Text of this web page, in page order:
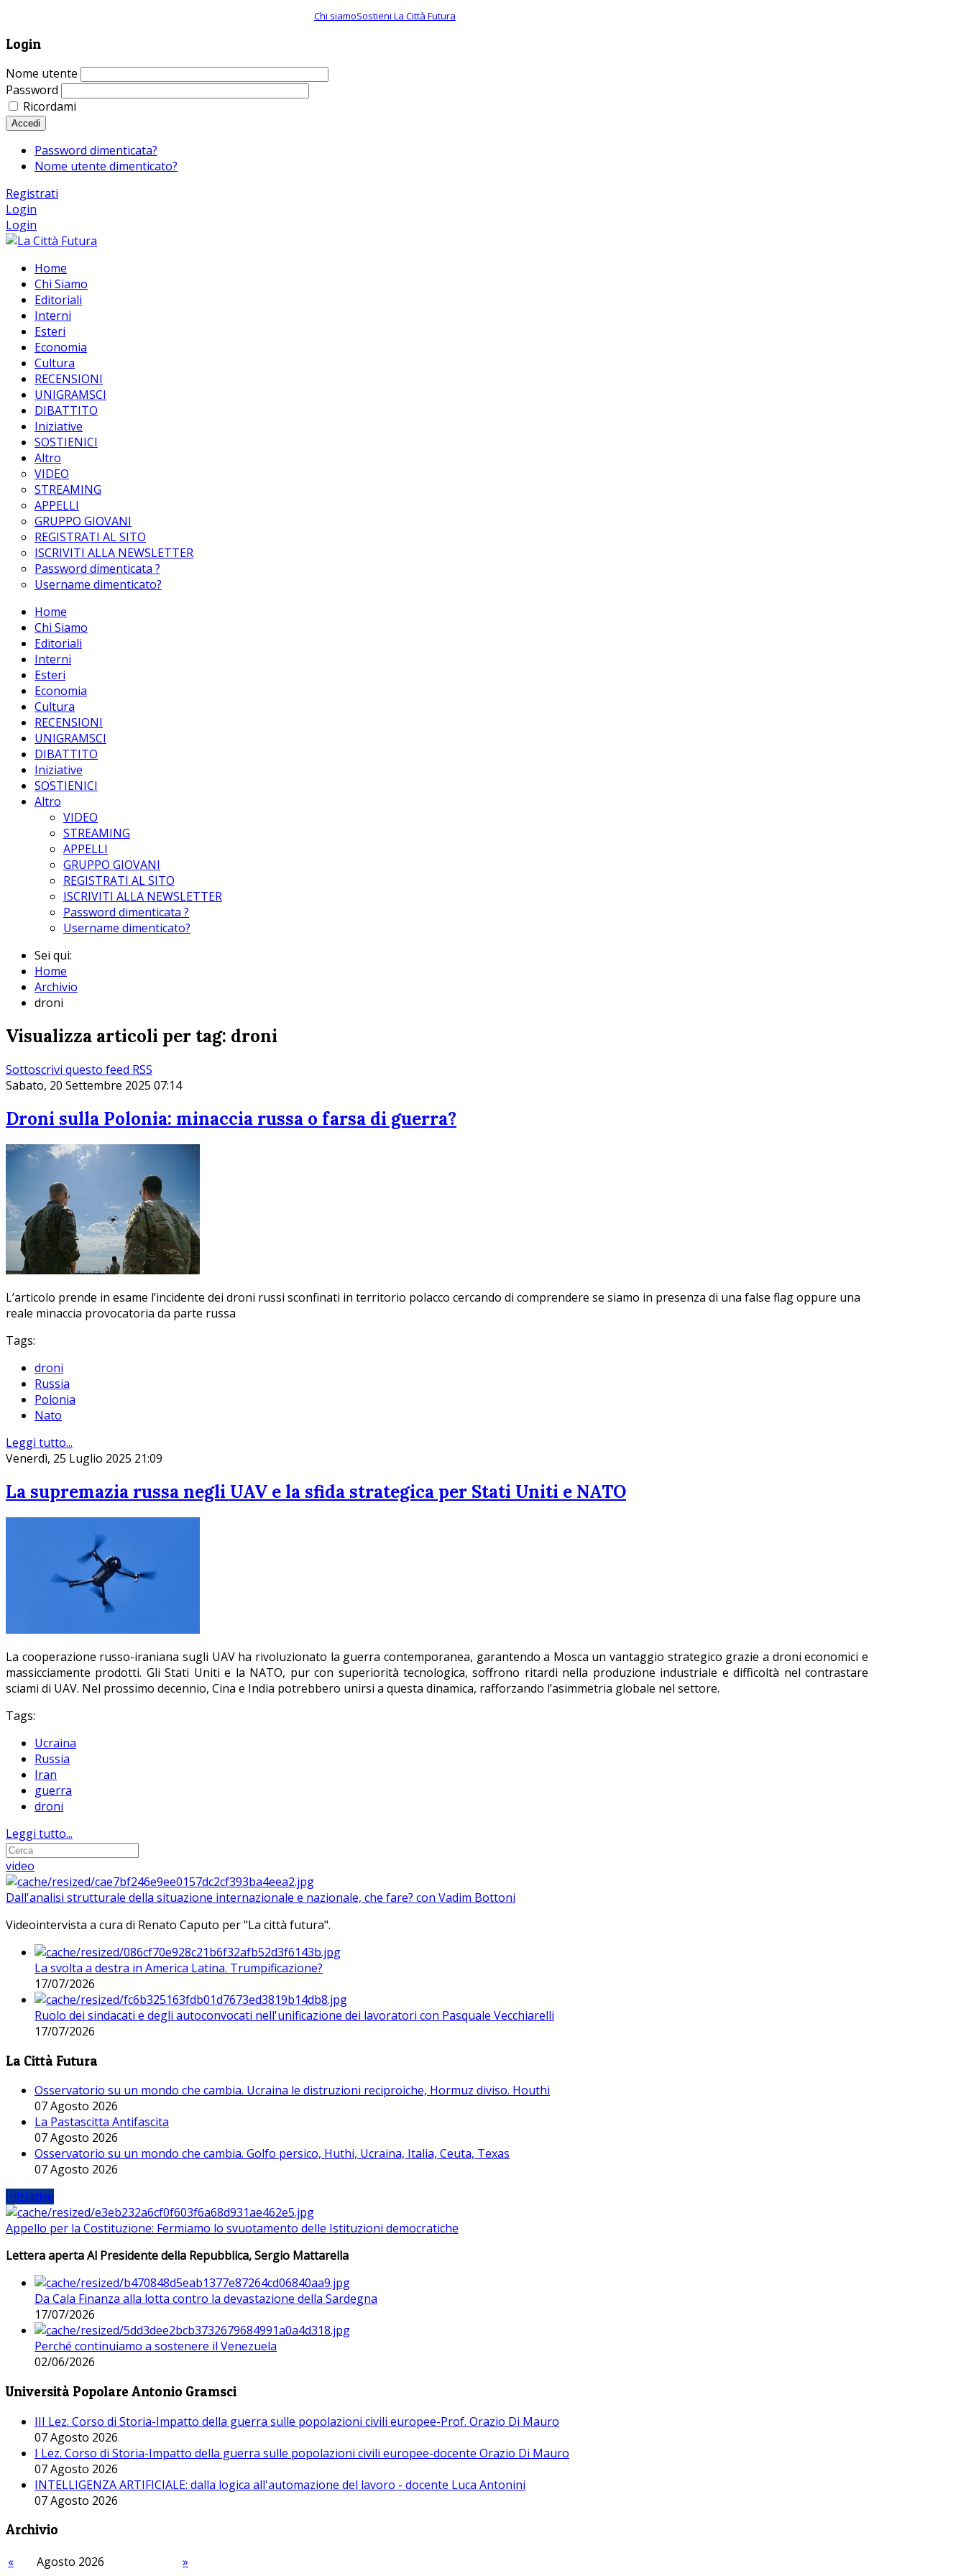
Chi siamoSostieni La Città Futura
Login
Nome utente
Password
Ricordami
Accedi
Password dimenticata?
Nome utente dimenticato?
Registrati
Login
Login
Home
Chi Siamo
Editoriali
Interni
Esteri
Economia
Cultura
RECENSIONI
UNIGRAMSCI
DIBATTITO
Iniziative
SOSTIENICI
Altro
VIDEO
STREAMING
APPELLI
GRUPPO GIOVANI
REGISTRATI AL SITO
ISCRIVITI ALLA NEWSLETTER
Password dimenticata ?
Username dimenticato?
Home
Chi Siamo
Editoriali
Interni
Esteri
Economia
Cultura
RECENSIONI
UNIGRAMSCI
DIBATTITO
Iniziative
SOSTIENICI
Altro
VIDEO
STREAMING
APPELLI
GRUPPO GIOVANI
REGISTRATI AL SITO
ISCRIVITI ALLA NEWSLETTER
Password dimenticata ?
Username dimenticato?
Sei qui:
Home
Archivio
droni
Visualizza articoli per tag: droni
Sottoscrivi questo feed RSS
Sabato, 20 Settembre 2025 07:14
Droni sulla Polonia: minaccia russa o farsa di guerra?
L’articolo prende in esame l’incidente dei droni russi sconfinati in territorio polacco cercando di comprendere se siamo in presenza di una false flag oppure una
reale minaccia provocatoria da parte russa
Tags:
droni
Russia
Polonia
Nato
Leggi tutto...
Venerdì, 25 Luglio 2025 21:09
La supremazia russa negli UAV e la sfida strategica per Stati Uniti e NATO
La cooperazione russo-iraniana sugli UAV ha rivoluzionato la guerra contemporanea, garantendo a Mosca un vantaggio strategico grazie a droni economici e
massicciamente prodotti. Gli Stati Uniti e la NATO, pur con superiorità tecnologica, soffrono ritardi nella produzione industriale e difficoltà nel contrastare
sciami di UAV. Nel prossimo decennio, Cina e India potrebbero unirsi a questa dinamica, rafforzando l’asimmetria globale nel settore.
Tags:
Ucraina
Russia
Iran
guerra
droni
Leggi tutto...
video
Dall'analisi strutturale della situazione internazionale e nazionale, che fare? con Vadim Bottoni
Videointervista a cura di Renato Caputo per "La città futura".
La svolta a destra in America Latina. Trumpificazione?
17/07/2026
Ruolo dei sindacati e degli autoconvocati nell'unificazione dei lavoratori con Pasquale Vecchiarelli
17/07/2026
La Città Futura
Osservatorio su un mondo che cambia. Ucraina le distruzioni reciproiche, Hormuz diviso. Houthi
07 Agosto 2026
La Pastascitta Antifascita
07 Agosto 2026
Osservatorio su un mondo che cambia. Golfo persico, Huthi, Ucraina, Italia, Ceuta, Texas
07 Agosto 2026
Iniziative
Appello per la Costituzione: Fermiamo lo svuotamento delle Istituzioni democratiche
Lettera aperta Al Presidente della Repubblica, Sergio Mattarella
Da Cala Finanza alla lotta contro la devastazione della Sardegna
17/07/2026
Perché continuiamo a sostenere il Venezuela
02/06/2026
Università Popolare Antonio Gramsci
III Lez. Corso di Storia-Impatto della guerra sulle popolazioni civili europee-Prof. Orazio Di Mauro
07 Agosto 2026
I Lez. Corso di Storia-Impatto della guerra sulle popolazioni civili europee-docente Orazio Di Mauro
07 Agosto 2026
INTELLIGENZA ARTIFICIALE: dalla logica all'automazione del lavoro - docente Luca Antonini
07 Agosto 2026
Archivio
« Agosto 2026
»